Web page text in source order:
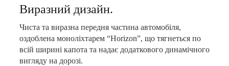
Виразний дизайн.
Чиста та виразна передня частина автомобіля,
оздоблена моноліхтарем “Horizon”, що тягнеться по
всій ширині капота та надає додаткового динамічного
вигляду на дорозі.